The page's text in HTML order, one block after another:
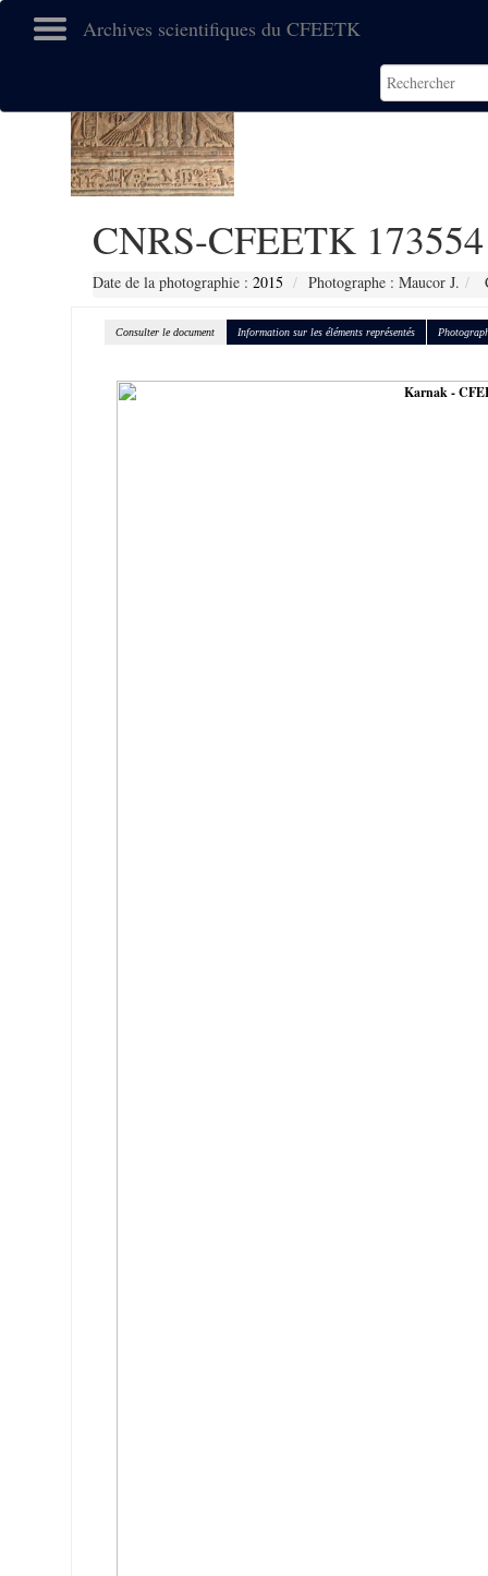
Archives scientifiques du CFEETK
CNRS-CFEETK 173554
Date de la photographie : 2015 Photographe : Maucor J.
Consulter le document Information sur les éléments représentés